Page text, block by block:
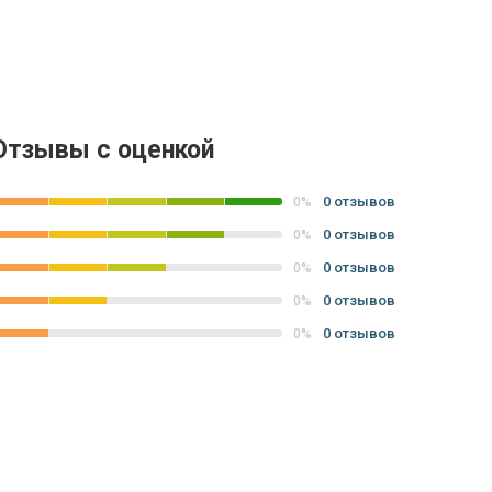
с оценкой
0% 0 отзывов
0% 0 отзывов
0% 0 отзывов
0% 0 отзывов
0% 0 отзывов